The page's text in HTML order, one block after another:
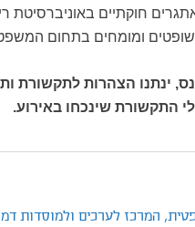
חוקתיים באוניברסיטת
ומומחים בתחום
ינתנו הצהרות לתקשורת
התקשורת שינכחו באירוע.
המרכז לערכים ולמוסדות